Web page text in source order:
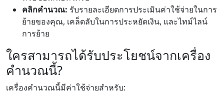
คลิกคำนวณ: รับรายละเอียดการประเมินค่าใช้จ่ายในการ
ย้ายของคุณ, เคล็ดลับในการประหยัดเงิน, และไทม์ไลน์
การย้าย
ใครสามารถได้รับประโยชน์จากเครื่อง
คำนวณนี้?
เครื่องคำนวณนี้มีค่าใช้จ่ายสำหรับ: